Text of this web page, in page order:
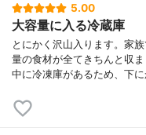
5.00
大容量に入る冷蔵庫
とにかく沢山入ります。家
量の食材が全てきちんと収
中に冷凍庫があるため、下